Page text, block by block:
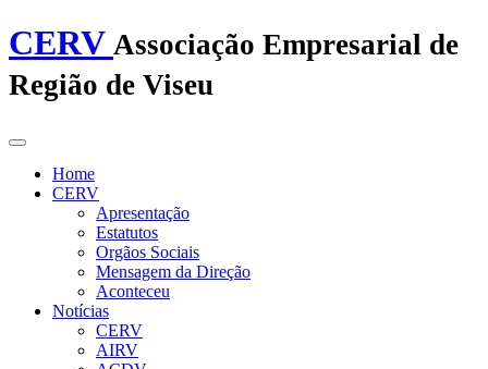
CERV Associação Empresarial de
Região de Viseu
Home
CERV
Apresentação
Estatutos
Orgãos Sociais
Mensagem da Direção
Aconteceu
Notícias
CERV
AIRV